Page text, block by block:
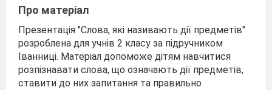
Про матеріал
Презентація "Слова, які називають дії предметів"
розроблена для учнів 2 класу за підручником
Іванниці. Матеріал допоможе дітям навчитися
розпізнавати слова, що означають дії предметів,
ставити до них запитання та правильно